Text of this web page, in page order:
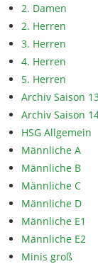
2. Damen
2. Herren
3. Herren
4. Herren
5. Herren
Archiv Saison
Archiv Saison
HSG Allgemein
Männliche A
Männliche B
Männliche C
Männliche D
Männliche E1
Männliche E2
Minis groß